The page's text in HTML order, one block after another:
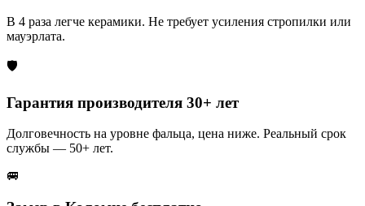
В 4 раза легче керамики. Не требует усиления стропилки или
мауэрлата.
🛡️
Гарантия производителя 30+ лет
Долговечность на уровне фальца, цена ниже. Реальный срок
службы — 50+ лет.
🚐